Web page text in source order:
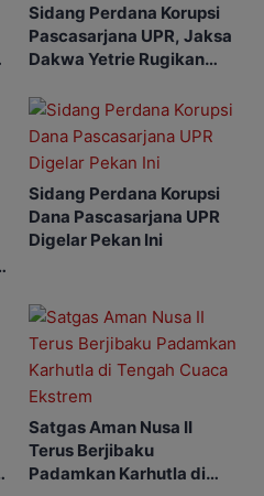
Sidang Perdana Korupsi
Pascasarjana UPR, Jaksa
Dakwa Yetrie Rugikan
Sidang Perdana Korupsi
Dana Pascasarjana UPR
Digelar Pekan Ini
Satgas Aman Nusa II
Terus Berjibaku
Padamkan Karhutla di